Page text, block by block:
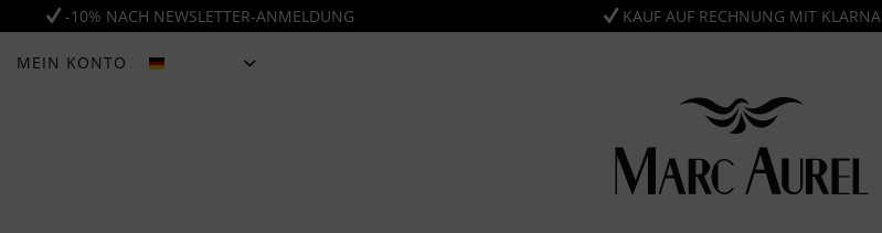
-10% NACH NEWSLETTER-ANMELDUNG KAUF AUF RECHNUNG MIT KLARNA
MEIN KONTO